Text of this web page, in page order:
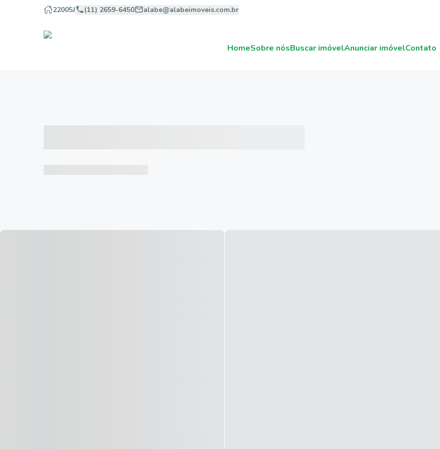
22005J (11) 2659-6450 alabe@alabeimoveis.com.br
HomeSobre nósBuscar imóvelAnunciar imóvelContato